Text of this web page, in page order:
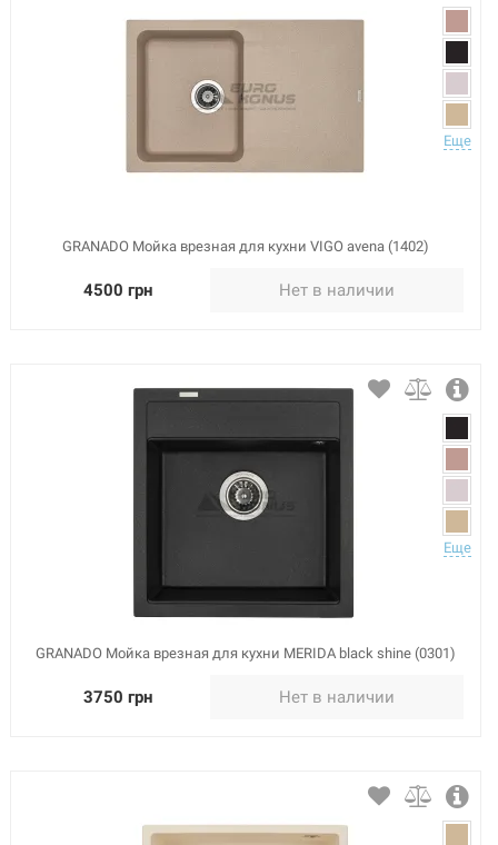
Еще
GRANADO Мойка врезная для кухни VIGO avena (1402)
4500 грн Нет в наличии
Еще
GRANADO Мойка врезная для кухни MERIDA black shine (0301)
3750 грн Нет в наличии